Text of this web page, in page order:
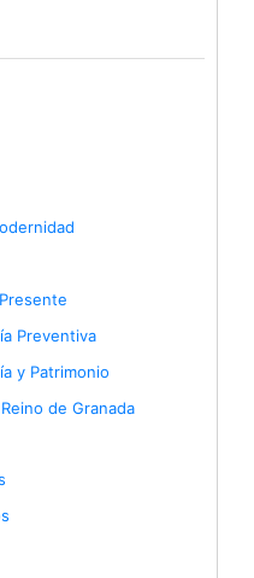
Preventiva
y Patrimonio
de Granada